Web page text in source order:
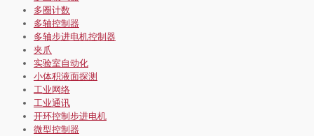
多圈计数
多轴控制器
多轴步进电机控制器
夹爪
实验室自动化
小体积液面探测
工业网络
工业通讯
开环控制步进电机
微型控制器